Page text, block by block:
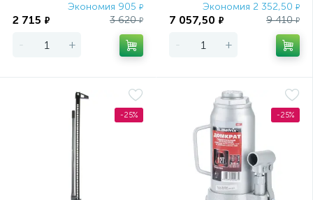
Динамометрические ключи 2
Диски абразивные 14 Диски алмазные
Длинногубцы изогнутые
Длинногубцы прямые
Длинногубцы, двойной рычажный механизм 1
Долота и стамески
Экономия 905 ₽
2 715 ₽ 3 620₽
- +
Экономия 2 352,50 ₽
7 057,50 ₽ 9 410₽
- +
-25% -25%